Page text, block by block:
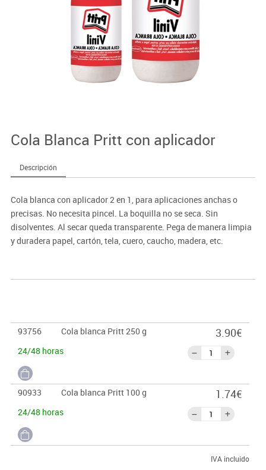
Cola Blanca Pritt con aplicador
Descripción
Cola blanca con aplicador 2 en 1, para aplicaciones anchas o
precisas. No necesita pincel. La boquilla no se seca. Sin
disolventes. Al secar queda transparente. Pega de manera limpia
y duradera papel, cartón, tela, cuero, caucho, madera, etc.
93756
Cola blanca Pritt 250 g
24/48 horas
3.90€
90933
Cola blanca Pritt 100 g
24/48 horas
1.74€
IVA incluido